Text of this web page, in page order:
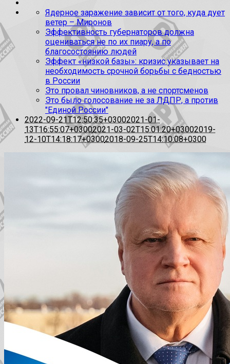
Ядерное заражение зависит от того, куда дует
ветер – Миронов
Эффективность губернаторов должна
оцениваться не по их пиару, а по
благосостоянию людей
Эффект «низкой базы»: кризис указывает на
необходимость срочной борьбы с бедностью
в России
Это провал чиновников, а не спортсменов
Это было голосование не за ЛДПР, а против
"Единой России"
2022-09-21T12:50:35+03002021-01-
13T16:55:07+03002021-03-02T15:01:20+03002019-
12-10T14:18:17+03002018-09-25T14:10:08+0300